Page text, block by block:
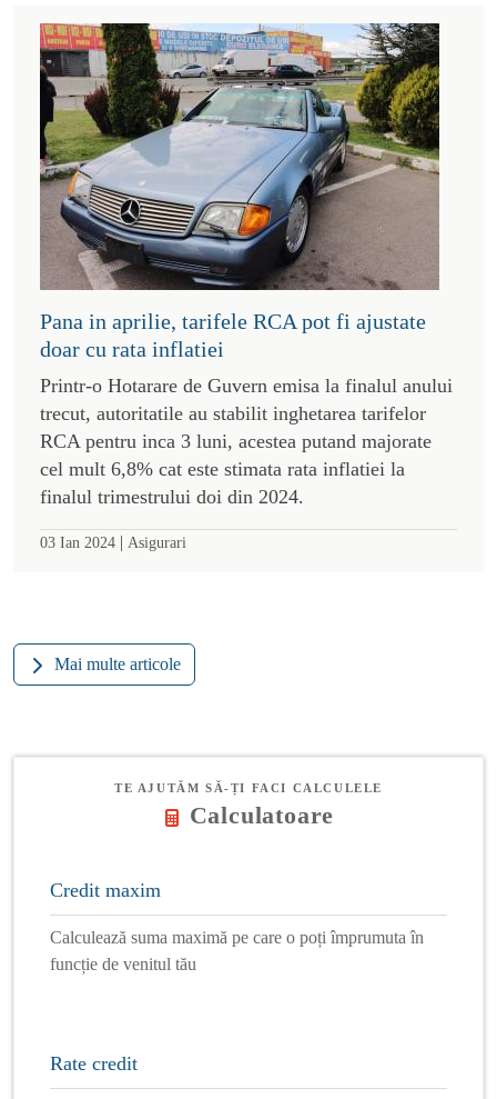
Pana in aprilie, tarifele RCA pot fi ajustate
doar cu rata inflatiei
Printr-o Hotarare de Guvern emisa la finalul anului
trecut, autoritatile au stabilit inghetarea tarifelor
RCA pentru inca 3 luni, acestea putand majorate
cel mult 6,8% cat este stimata rata inflatiei la
finalul trimestrului doi din 2024.
03 Ian 2024 | Asigurari
Mai multe articole
TE AJUTĂM SĂ-ȚI FACI CALCULELE
Calculatoare
Credit maxim
Calculează suma maximă pe care o poți împrumuta în
funcție de venitul tău
Rate credit